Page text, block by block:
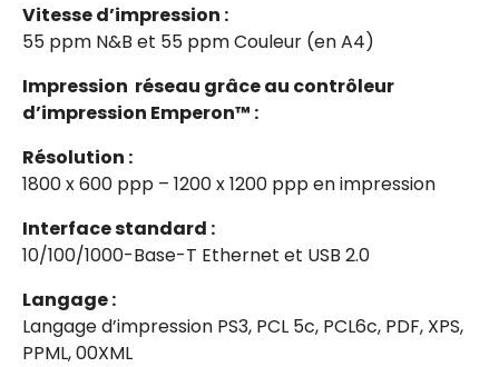
Vitesse d’impression :
55 ppm N&B et 55 ppm Couleur (en A4)
Impression réseau grâce au contrôleur
d’impression Emperon™ :
Résolution :
1800 x 600 ppp – 1200 x 1200 ppp en impression
Interface standard :
10/100/1000-Base-T Ethernet et USB 2.0
Langage :
Langage d’impression PS3, PCL 5c, PCL6c, PDF, XPS,
PPML, 00XML